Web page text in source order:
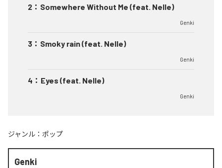
2 ： Somewhere Without Me (feat. Nelle)
Genki
3 ： Smoky rain (feat. Nelle)
Genki
4 ： Eyes (feat. Nelle)
Genki
ジャンル： ポップ
Genki